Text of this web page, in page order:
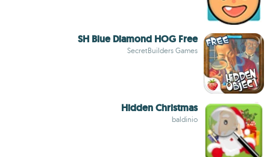
SH Blue Diamond HOG Free
SecretBuilders Games
Hidden Christmas
baldinio